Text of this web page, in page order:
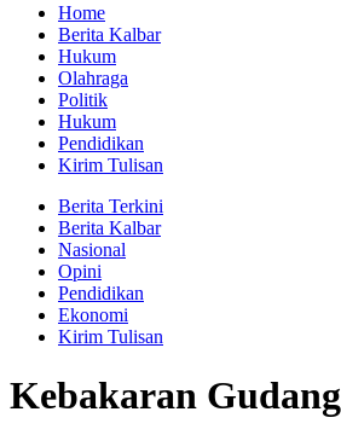
Home
Berita Kalbar
Hukum
Olahraga
Politik
Hukum
Pendidikan
Kirim Tulisan
Berita Terkini
Berita Kalbar
Nasional
Opini
Pendidikan
Ekonomi
Kirim Tulisan
Kebakaran Gudang